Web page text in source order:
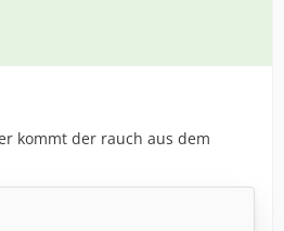
kommt der rauch aus dem